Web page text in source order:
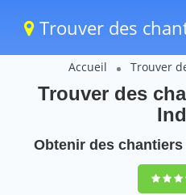
Trouver des
Accueil Trouver
Trouver des
Obtenir des